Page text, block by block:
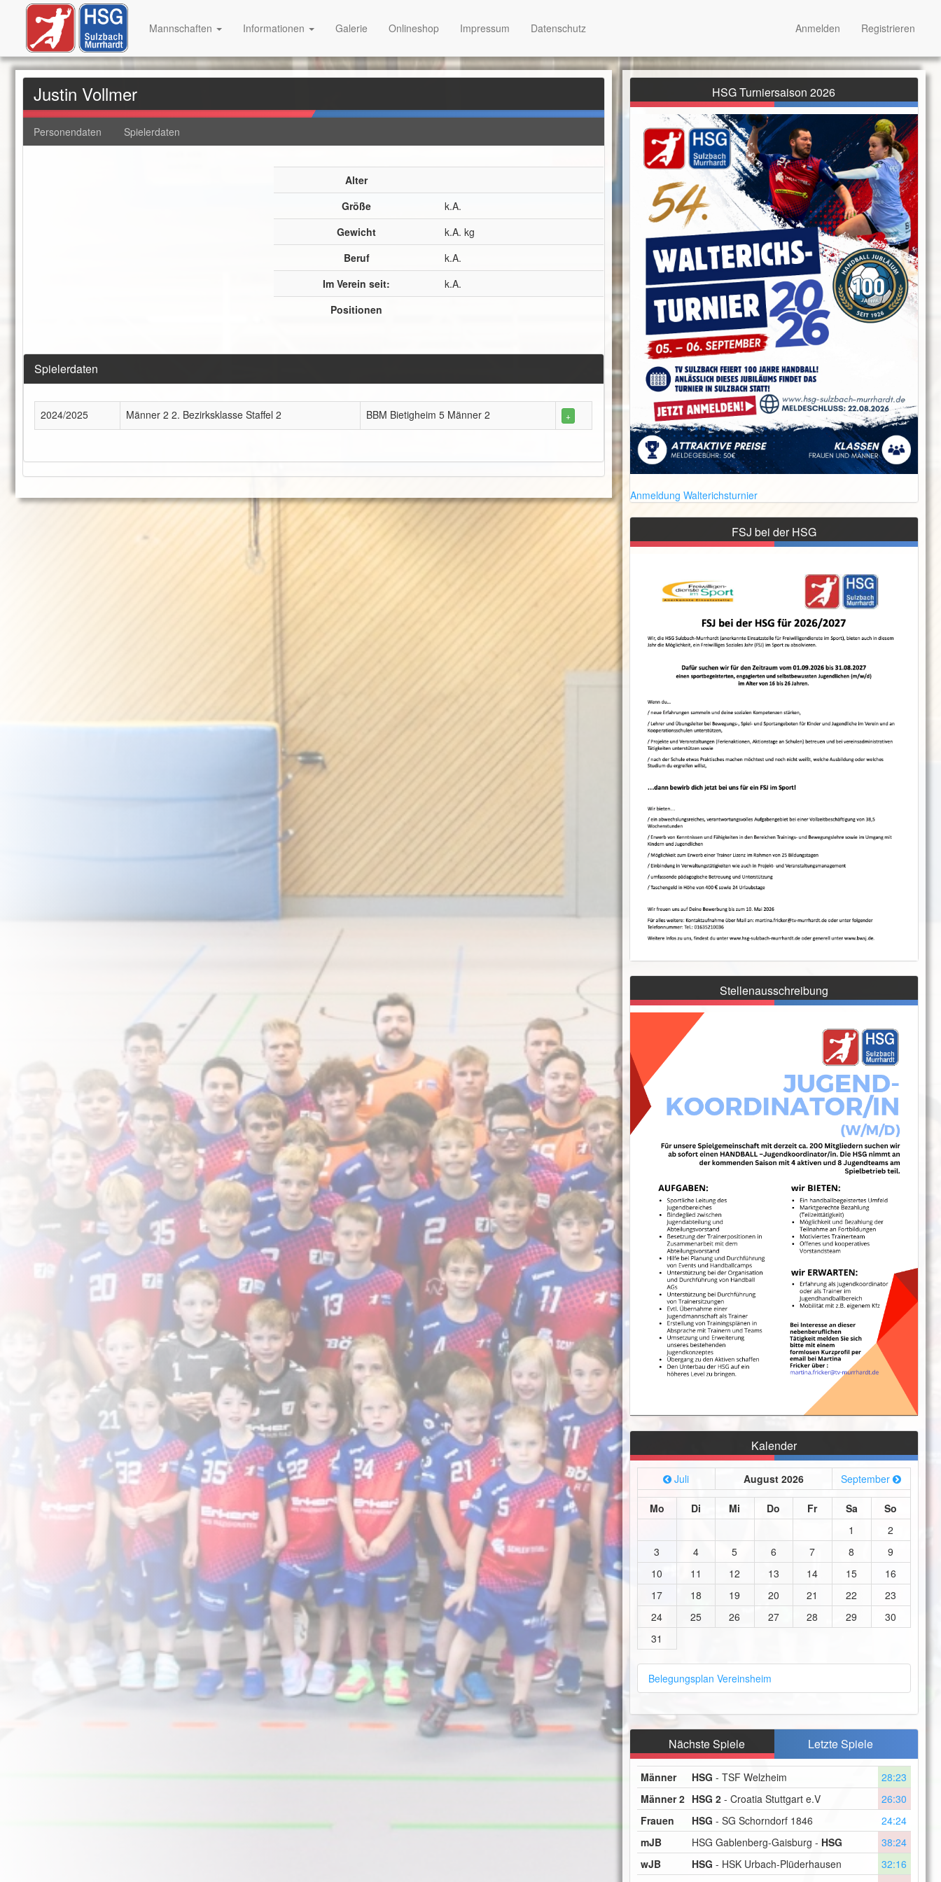
Justin Vollmer
Personendaten Spielerdaten
Alter
Größe
k.A.
Gewicht
k.A. kg
Beruf
k.A.
Im Verein seit:
k.A.
Positionen
Spielerdaten
2024/2025 Männer 2 2. Bezirksklasse Staffel 2 BBM Bietigheim 5 Männer 2 +
HSG Turniersaison 2026
Anmeldung Walterichsturnier
FSJ bei der HSG
Stellenausschreibung
Kalender
Juli August 2026 September
Mo Di Mi Do Fr Sa
So
1
2
3
4 5 6 7 8
9
10
11 12 13 14 15
16
17
18 19 20 21 22
23
24
25 26 27 28 29
30
31
Belegungsplan Vereinsheim
Nächste Spiele Letzte Spiele
Männer HSG - TSF Welzheim
28:23
Männer 2 HSG 2- Croatia Stuttgart e.V
26:30
Frauen
HSG - SG Schorndorf 1846
24:24
mJB
HSG Gablenberg-Gaisburg - HSG
38:24
wJB
HSG - HSK Urbach-Plüderhausen
32:16
Mannschaften Informationen Galerie Onlineshop Impressum Datenschutz Anmelden Registrieren